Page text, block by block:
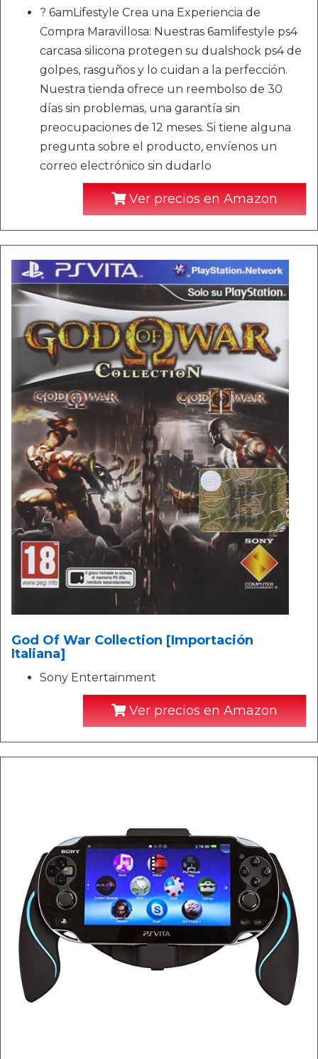
? 6amLifestyle Crea una Experiencia de
Compra Maravillosa: Nuestras 6amlifestyle ps4
carcasa silicona protegen su dualshock ps4 de
golpes, rasguños y lo cuidan a la perfección.
Nuestra tienda ofrece un reembolso de 30
días sin problemas, una garantía sin
preocupaciones de 12 meses. Si tiene alguna
pregunta sobre el producto, envíenos un
correo electrónico sin dudarlo
Ver precios en Amazon
God Of War Collection [Importación
Italiana]
Sony Entertainment
Ver precios en Amazon